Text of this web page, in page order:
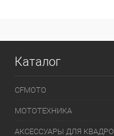
Каталог
CFMOTO
МОТОТЕХНИКА
АКСЕССУАРЫ ДЛЯ КВАДРО